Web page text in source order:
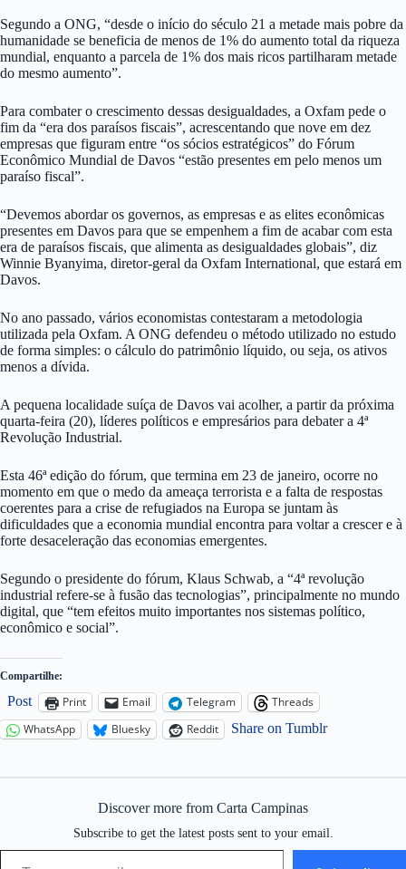
Segundo a ONG, “desde o início do século 21 a metade mais pobre da
humanidade se beneficia de menos de 1% do aumento total da riqueza
mundial, enquanto a parcela de 1% dos mais ricos partilharam metade
do mesmo aumento”.
Para combater o crescimento dessas desigualdades, a Oxfam pede o
fim da “era dos paraísos fiscais”, acrescentando que nove em dez
empresas que figuram entre “os sócios estratégicos” do Fórum
Econômico Mundial de Davos “estão presentes em pelo menos um
paraíso fiscal”.
“Devemos abordar os governos, as empresas e as elites econômicas
presentes em Davos para que se empenhem a fim de acabar com esta
era de paraísos fiscais, que alimenta as desigualdades globais”, diz
Winnie Byanyima, diretor-geral da Oxfam International, que estará em
Davos.
No ano passado, vários economistas contestaram a metodologia
utilizada pela Oxfam. A ONG defendeu o método utilizado no estudo
de forma simples: o cálculo do patrimônio líquido, ou seja, os ativos
menos a dívida.
A pequena localidade suíça de Davos vai acolher, a partir da próxima
quarta-feira (20), líderes políticos e empresários para debater a 4ª
Revolução Industrial.
Esta 46ª edição do fórum, que termina em 23 de janeiro, ocorre no
momento em que o medo da ameaça terrorista e a falta de respostas
coerentes para a crise de refugiados na Europa se juntam às
dificuldades que a economia mundial encontra para voltar a crescer e à
forte desaceleração das economias emergentes.
Segundo o presidente do fórum, Klaus Schwab, a “4ª revolução
industrial refere-se à fusão das tecnologias”, principalmente no mundo
digital, que “tem efeitos muito importantes nos sistemas político,
econômico e social”.
Compartilhe:
Post Print Email Telegram
Threads
WhatsApp
Bluesky Reddit Share on Tumblr
Discover more from Carta Campinas
Subscribe to get the latest posts sent to your email.
Type your email…